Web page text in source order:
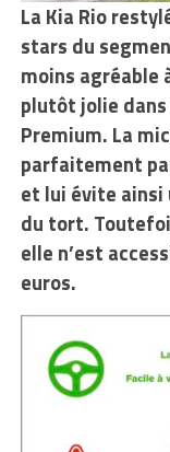
La Kia Rio
stars du
moins agréable
plutôt jolie
Premium. La
parfaitement
et lui évite ainsi
du tort.
elle n’est
euros.